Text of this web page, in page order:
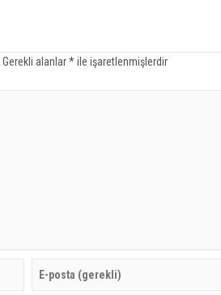
Gerekli alanlar*ile işaretlenmişlerdir